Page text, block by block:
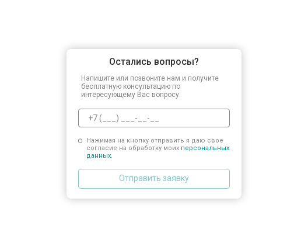
Остались вопросы?
Напишите или позвоните нам и получите
бесплатную консультацию по
интересующему Вас вопросу.
Нажимая на кнопку отправить я даю свое
согласие на обработку моих персональных
данных.
Отправить заявку